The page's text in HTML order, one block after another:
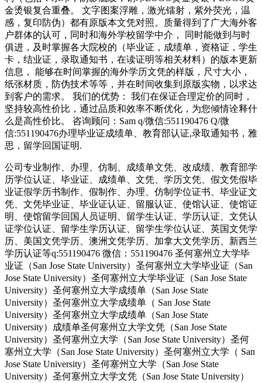
金烫银复合重叠。 文字图案浮雕，激光镭射，紫外荧光，温
感，复印防伪）都有原版本文凭对照。质量得到了广大海外客
户群体的认可，同时和海外学校留学中介， 同时能做到与时
俱进，及时掌握各大院校的（毕业证，成绩单，资格证，学生
卡，结业证，录取通知书，在读证明等相关材料）的版本更新
信息， 能够在时间掌握的海外学历文凭的样版，尺寸大小，
纸张材质，防伪技术等等，并在时间收集到原版实物，以求达
到客户的需求。 我们的优势： 我们在保证合理定价的同时，
坚持较高性价比，通过品质和效率不断优化，为您倾情诠释什
么是高性价比。 咨询顾问：Sam q/微信:551190476 Q/微
信:551190476办理毕业证成绩单、教育部认证,录取通知书，雅
思，留学回国证明.
公司专业制作、办理、仿制、成绩单文凭、改成绩、教育部学
历学位认证、毕业证、成绩单、文凭、学历文凭、假文凭假毕
业证假学历书制作、假制作、办理、仿制学位证书、毕业证文
凭、文凭毕业证、毕业证认证、留服认证、使馆认证、使馆证
明、使馆留学回国人员证明、留学生认证、学历认证、文凭认
证学位认证、留学生学历认证、留学生学位认证、英国文凭学
历、美国文凭学历、澳洲文凭学历、加拿大文凭学历、新西兰
学历认证等q:551190476 微信：551190476 圣何塞州立大学毕
业证（San Jose State University）圣何塞州立大学毕业证（San
Jose State University）圣何塞州立大学毕业证（San Jose State
University）圣何塞州立大学成绩单（San Jose State
University）圣何塞州立大学成绩单（ San Jose State
University）圣何塞州立大学成绩单（San Jose State
University）成绩单圣何塞州立大学文凭（San Jose State
University）圣何塞州立大学（San Jose State University）圣何
塞州立大学（San Jose State University）圣何塞州立大学（ San
Jose State University）圣何塞州立大学（San Jose State
University）圣何塞州立大学文凭（San Jose State University）